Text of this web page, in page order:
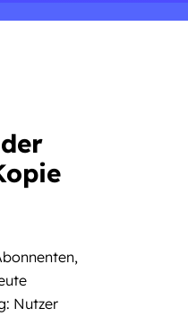
Nutzer